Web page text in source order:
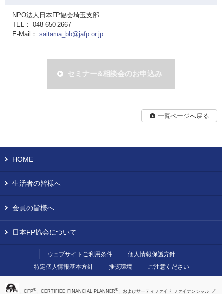
NPO法人日本FP協会埼玉支部
TEL： 048-650-2667
E-Mail： saitama_bb@jafp.or.jp
セミナー&相談会のお申込み
一覧ページへ戻る
HOME
生活者の皆様へ
会員の皆様へ
日本FP協会について
ウェブサイトご利用条件
個人情報保護方針
特定個人情報基本方針
推奨環境 ご注意ください
、CFP®、CERTIFIED FINANCIAL PLANNER®、およびサーティファイド ファイナンシャル プ